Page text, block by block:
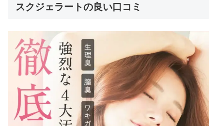
スクジェラートの良い口コミ